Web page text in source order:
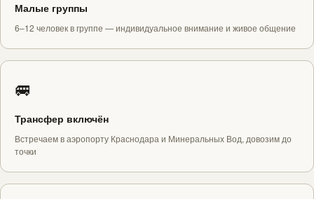
Малые группы
6–12 человек в группе — индивидуальное внимание и живое общение
🚐
Трансфер включён
Встречаем в аэропорту Краснодара и Минеральных Вод, довозим до
точки